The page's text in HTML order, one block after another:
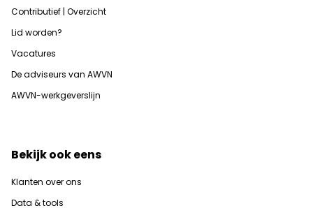
Contributief | Overzicht
Lid worden?
Vacatures
De adviseurs van AWVN
AWVN-werkgeverslijn
Bekijk ook eens
Klanten over ons
Data & tools